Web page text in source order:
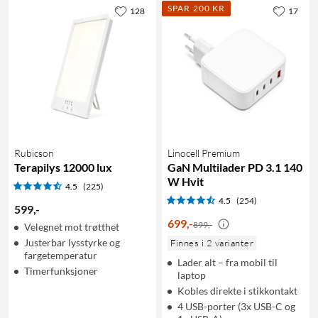
Rubicson
Terapilys 12000 lux
4.5 (225)
599,-
Velegnet mot trøtthet
Justerbar lysstyrke og
fargetemperatur
Timerfunksjoner
128 SPAR 200 KR
Linocell Premium
GaN Multilader PD 3.1 140
W Hvit
4.5 (254)
699,-899,-
Finnes i 2 varianter
Lader alt – fra mobil til
laptop
Kobles direkte i stikkontakt
4 USB-porter (3x USB-C og
17